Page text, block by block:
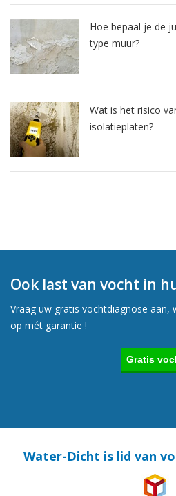
Hoe bepaal je de
type muur?
Wat is het risico
isolatieplaten?
Ook last van vocht in
Vraag uw gratis vochtdiagnose aan,
op mét garantie !
Gratis
Water-Dicht is lid van